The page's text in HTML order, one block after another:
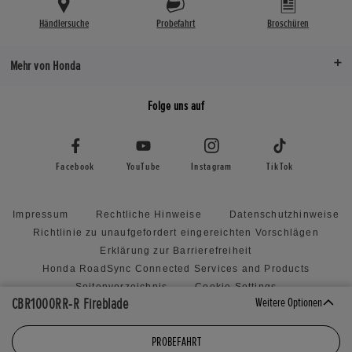
CBR1000RR-R Fireblade Weitere Optionen
PROBEFAHRT
radial montierten
Vierkolbenbremszangen
Bremse hinten
Doppelkolbenbremszange
Reifen vorne
PIRE:DIABLO SUPERCORSA SP (V3) BS：
Reifen hinten
PIRE:DIABLO SUPERCORSA SP (V3) BS：
LED
96
220mm
RS11
LED
Händlersuche Probefahrt Broschüren
Mehr von Honda
Folge uns auf
Facebook YouTube Instagram TikTok
Impressum Rechtliche Hinweise
Datenschutzhinweise
Richtlinie zu unaufgefordert eingereichten Vorschlägen
Erklärung zur Barrierefreiheit
Honda RoadSync Connected Services and Products
Seitenverzeichnis
Cookie Settings